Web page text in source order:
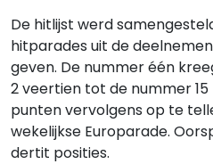
De hitlijst werd
hitparades uit de
geven. De nummer één
2 veertien tot de nummer
punten vervolgens op te
wekelijkse Europarade.
dertit posities.